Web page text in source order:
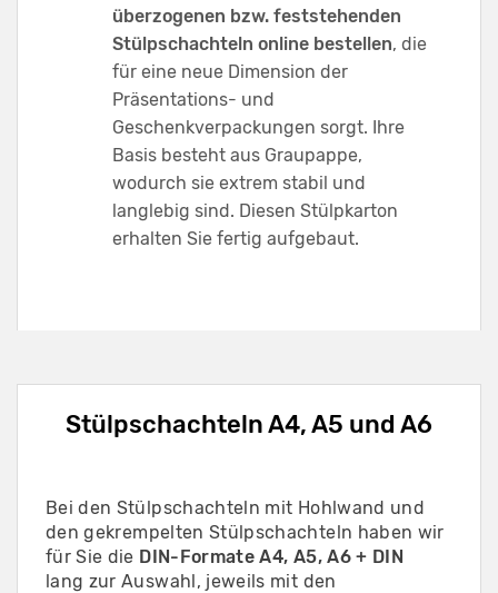
überzogenen bzw. feststehenden
Stülpschachteln online bestellen, die
für eine neue Dimension der
Präsentations- und
Geschenkverpackungen sorgt. Ihre
Basis besteht aus Graupappe,
wodurch sie extrem stabil und
langlebig sind. Diesen Stülpkarton
erhalten Sie fertig aufgebaut.
Stülpschachteln A4, A5 und A6
Bei den Stülpschachteln mit Hohlwand und
den gekrempelten Stülpschachteln haben wir
für Sie die DIN-Formate A4, A5, A6 + DIN
lang zur Auswahl, jeweils mit den